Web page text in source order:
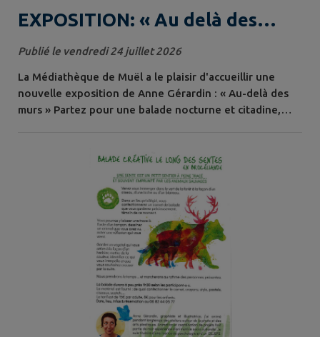
EXPOSITION: « Au delà des
murs »
Publié le vendredi 24 juillet 2026
La Médiathèque de Muël a le plaisir d'accueillir une
nouvelle exposition de Anne Gérardin : « Au-delà des
murs » Partez pour une balade nocturne et citadine,
visible aux horaires d'ouverture de la médiathèque.
Bonne balade et belle découverte à toutes et à tous !